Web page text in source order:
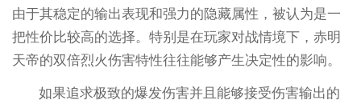
由于其稳定的输出表现和强力的隐藏属性，被认为是一
把性价比较高的选择。特别是在玩家对战情境下，赤明
天帝的双倍烈火伤害特性往往能够产生决定性的影响。
如果追求极致的爆发伤害并且能够接受伤害输出的